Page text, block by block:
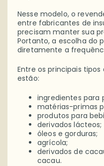
Nesse modelo, o
entre fabricantes de
precisam manter sua
Portanto, a escolha do
diretamente a
Entre os principais
estão:
ingredientes para
matérias-primas
produtos para
derivados lácteos;
óleos e gorduras;
agrícola;
derivados de
cacau.